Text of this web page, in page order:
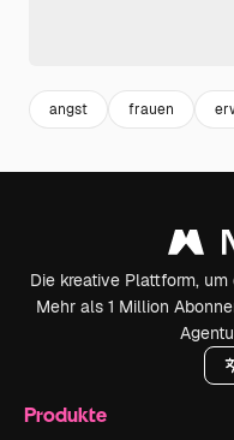
angst frauen
Die kreative Plattform,
Mehr als 1 Million
Produkte